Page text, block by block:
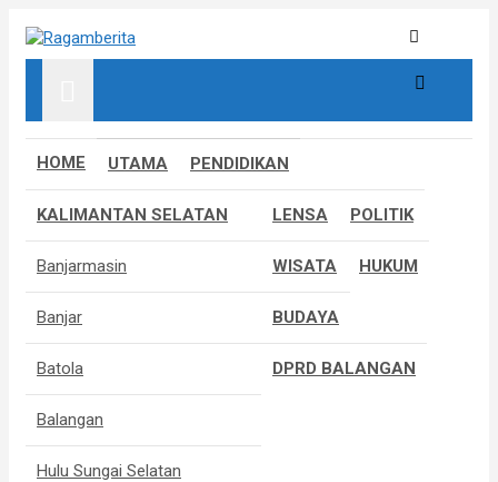
Ragamberita
Informatif, Edukatif & Inpiratif
HOME UTAMA PENDIDIKAN
KALIMANTAN SELATAN
Banjarmasin
Banjar
Batola
Balangan
Hulu Sungai Selatan
LENSA POLITIK
WISATA HUKUM
BUDAYA
DPRD BALANGAN